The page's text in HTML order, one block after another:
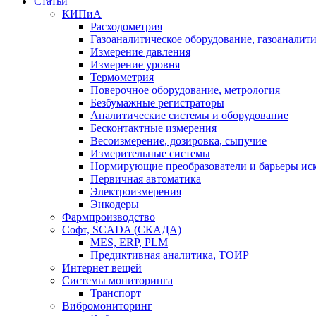
КИПиА
Расходометрия
Газоаналитическое оборудование,
Измерение давления
Измерение уровня
Термометрия
Поверочное оборудование, метрология
Безбумажные регистраторы
Аналитические системы и оборудование
Бесконтактные измерения
Весоизмерение, дозировка, сыпучие
Измерительные системы
Нормирующие преобразователи и барьеры
Первичная автоматика
Электроизмерения
Энкодеры
Фармпроизводство
Софт, SCADA (СКАДА)
MES, ERP, PLM
Предиктивная аналитика, ТОИР
Интернет вещей
Системы мониторинга
Транспорт
Вибромониторинг